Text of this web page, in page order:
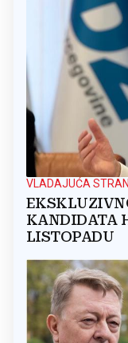
VLADAJUĆA
KANDIDATA
LISTOPADU